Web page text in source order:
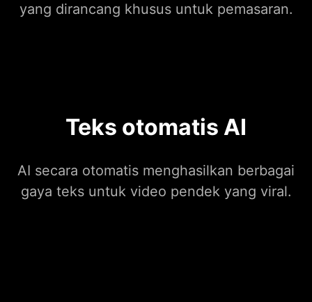
yang dirancang khusus untuk pemasaran.
Teks otomatis AI
AI secara otomatis menghasilkan berbagai
gaya teks untuk video pendek yang viral.